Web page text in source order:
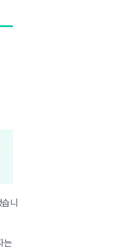
니
는